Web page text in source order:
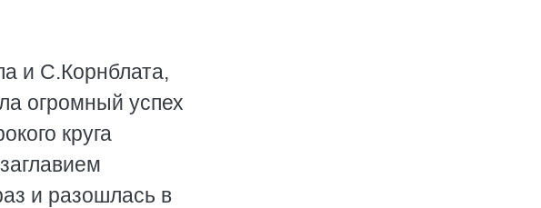
и С.Корнблата,
огромный успех
круга
и разошлась в